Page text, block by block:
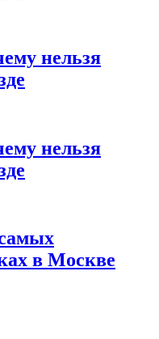
нельзя
нельзя
в Москве